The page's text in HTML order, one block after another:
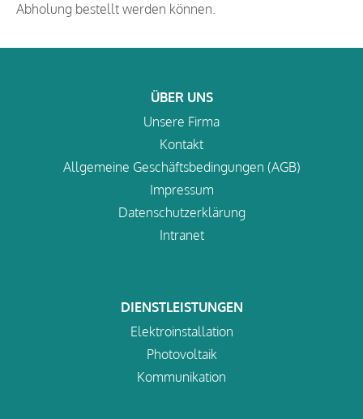
Abholung bestellt werden können.
ÜBER UNS
Unsere Firma
Kontakt
Allgemeine Geschäftsbedingungen (AGB)
Impressum
Datenschutzerklärung
Intranet
DIENSTLEISTUNGEN
Elektroinstallation
Photovoltaik
Kommunikation